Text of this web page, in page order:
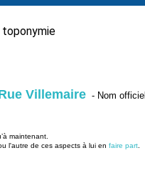
toponymie
Villemaire - Nom officiel
maintenant.
l'autre de ces aspects à lui en faire part